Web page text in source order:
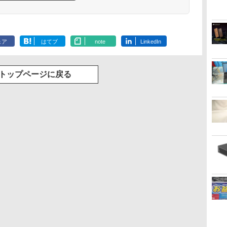
ア はてブ note LinkedIn
ップページに戻る